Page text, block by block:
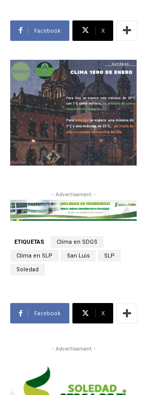
Facebook X
- Advertisement -
ETIQUETAS Clima en SDGS
Clima en SLP San Luis SLP
Soledad
Facebook X
- Advertisement -